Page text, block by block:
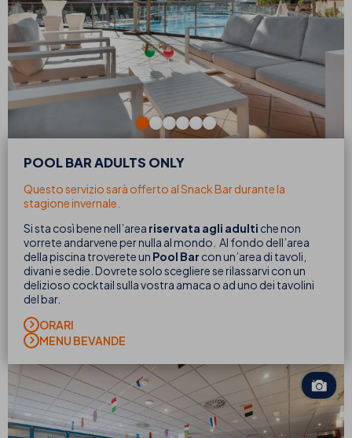
POOL BAR ADULTS ONLY
Questo servizio sarà offerto al Snack Bar durante la
stagione invernale.
Si sta così bene nell’area riservata agli adulti che non
vorrete andarvene per nulla al mondo. Al fondo dell’area
della piscina troverete un Pool Bar con un’area di tavoli,
divani e sedie. Dovrete solo scegliere se rilassarvi con un
delizioso cocktail sulla vostra amaca o ad uno dei tavolini
del bar.
ORARI
MENU BEVANDE